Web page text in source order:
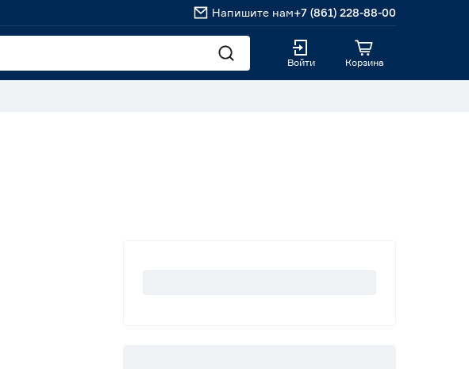
Напишите нам+7 (861) 228-88-00
Войти Корзина